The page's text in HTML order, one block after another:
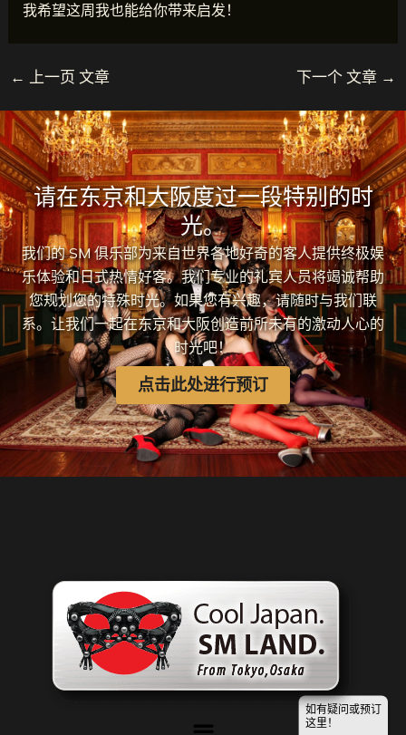
我希望这周我也能给你带来启发！
← 上一页 文章 下一个 文章 →
请在东京和大阪度过一段特别的时
光。
我们的 SM 俱乐部为来自世界各地好奇的客人提供终极娱
乐体验和日式热情好客。我们专业的礼宾人员将竭诚帮助
您规划您的特殊时光。如果您有兴趣，请随时与我们联
系。让我们一起在东京和大阪创造前所未有的激动人心的
时光吧！
点击此处进行预订
如有疑问或预订
这里！
菜